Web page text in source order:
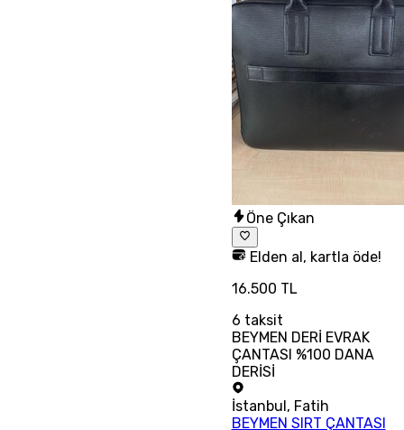
Öne Çıkan
Elden al, kartla öde!
16.500 TL
6 taksit
BEYMEN DERİ EVRAK
ÇANTASI %100 DANA
DERİSİ
İstanbul, Fatih
BEYMEN SIRT ÇANTASI